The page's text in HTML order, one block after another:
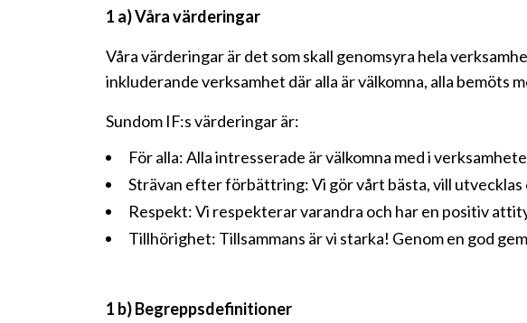
1 a) Våra värderingar
Våra värderingar är det som skall genomsyra hela
inkluderande verksamhet där alla är välkomna, alla bemöts
Sundom IF:s värderingar är:
För alla: Alla intresserade är välkomna med i
Strävan efter förbättring: Vi gör vårt bästa, vill utvecklas
Respekt: Vi respekterar varandra och har en positiv
Tillhörighet: Tillsammans är vi starka! Genom en god
1 b) Begreppsdefinitioner